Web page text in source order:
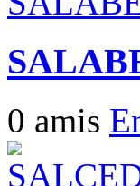
0 amis